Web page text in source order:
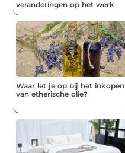
veranderingen op het werk
Waar let je op bij het inkopen
van etherische olie?